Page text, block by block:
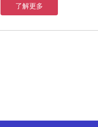
了解更多